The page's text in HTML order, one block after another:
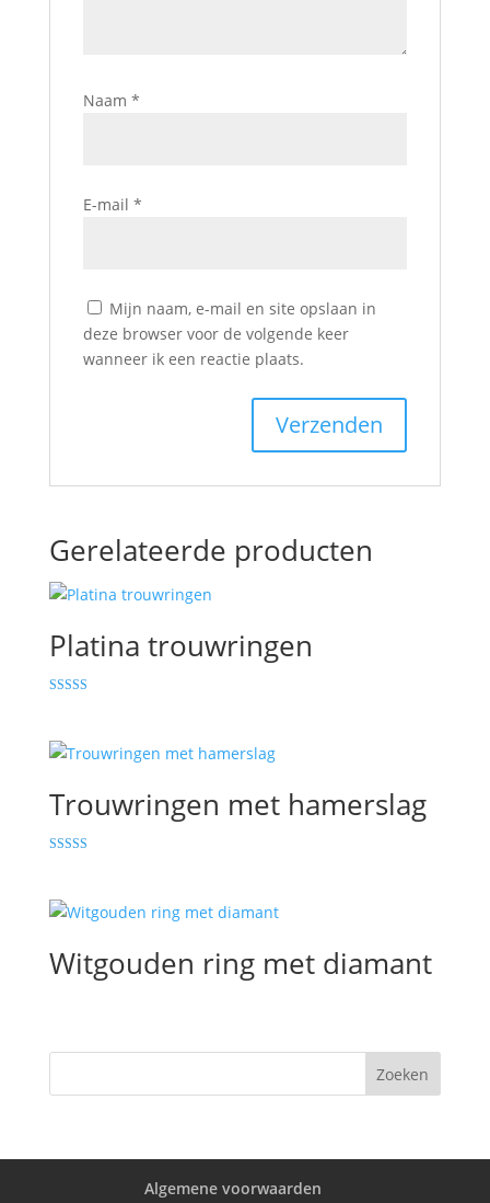
Naam *
E-mail *
Mijn naam, e-mail en site opslaan in
deze browser voor de volgende keer
wanneer ik een reactie plaats.
Gerelateerde producten
Platina trouwringen
Trouwringen met hamerslag
Witgouden ring met diamant
Algemene voorwaarden